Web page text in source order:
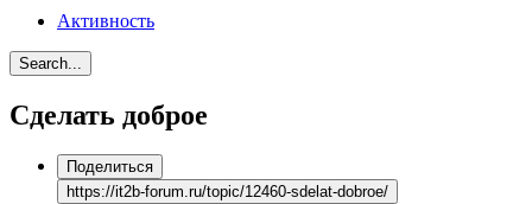
Активность
Search...
Сделать доброе
Поделиться
https://it2b-forum.ru/topic/12460-sdelat-dobroe/